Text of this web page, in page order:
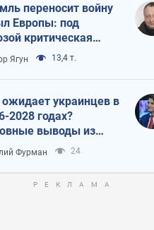
переносит войну
Европы: под
критическая
Ягун 13,4 т.
ожидает украинцев в
2028 годах?
выводы из
прогнозов от НБУ
Фурман 24